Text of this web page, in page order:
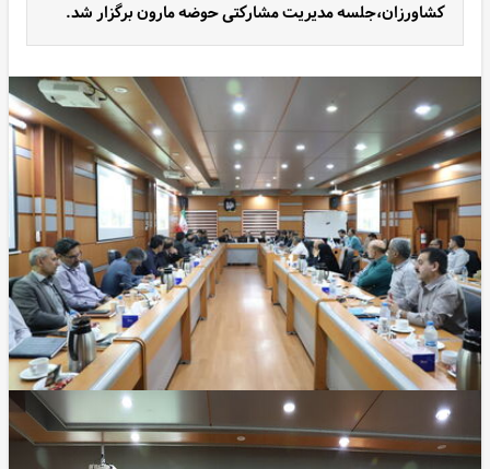
کشاورزان،جلسه مدیریت مشارکتی حوضه مارون برگزار شد.